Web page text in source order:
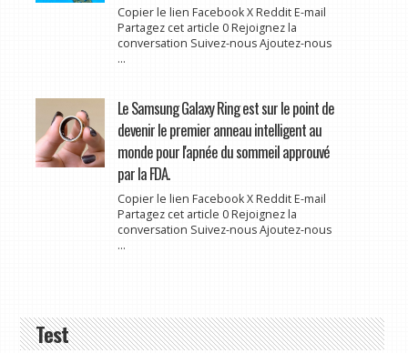
Copier le lien Facebook X Reddit E-mail
Partagez cet article 0 Rejoignez la
conversation Suivez-nous Ajoutez-nous
...
Le Samsung Galaxy Ring est sur le point de
devenir le premier anneau intelligent au
monde pour l'apnée du sommeil approuvé
par la FDA.
Copier le lien Facebook X Reddit E-mail
Partagez cet article 0 Rejoignez la
conversation Suivez-nous Ajoutez-nous
...
Test